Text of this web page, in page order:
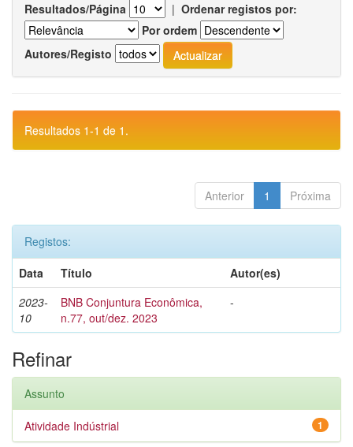
Resultados/Página | Ordenar registos por:
Por ordem
Autores/Registo
Resultados 1-1 de 1.
Anterior 1 Próxima
Registos:
Data
Título
Autor(es)
2023-
10
BNB Conjuntura Econômica,
n.77, out/dez. 2023
-
Refinar
Assunto
1
Atividade Indústrial